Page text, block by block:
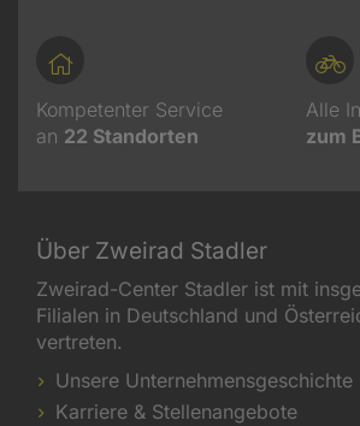
Kompetenter Service
an 22 Standorten
Alle
zum
Über Zweirad Stadler
Zweirad-Center Stadler ist mit
Filialen in Deutschland und
vertreten.
Unsere Unternehmensgeschichte
Karriere & Stellenangebote